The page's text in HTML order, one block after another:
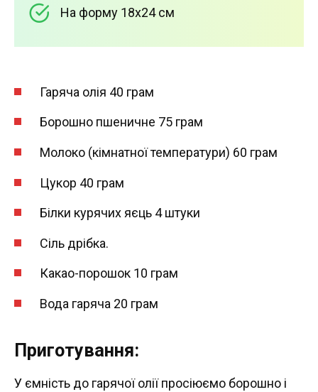
На форму 18х24 см
Гаряча олія 40 грам
Борошно пшеничне 75 грам
Молоко (кімнатної температури) 60 грам
Цукор 40 грам
Білки курячих яєць 4 штуки
Сіль дрібка.
Какао-порошок 10 грам
Вода гаряча 20 грам
Приготування:
У ємність до гарячої олії просіюємо борошно і